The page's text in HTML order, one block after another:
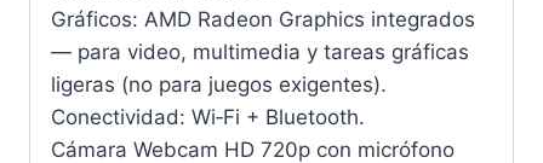
Gráficos: AMD Radeon Graphics integrados
— para video, multimedia y tareas gráficas
ligeras (no para juegos exigentes).
Conectividad: Wi‑Fi + Bluetooth.
Cámara Webcam HD 720p con micrófono